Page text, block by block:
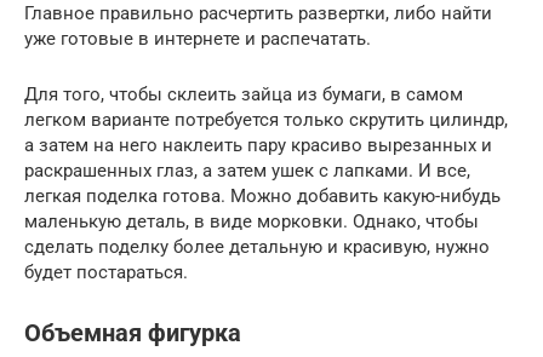
Главное правильно расчертить развертки, либо найти
уже готовые в интернете и распечатать.
Для того, чтобы склеить зайца из бумаги, в самом
легком варианте потребуется только скрутить цилиндр,
а затем на него наклеить пару красиво вырезанных и
раскрашенных глаз, а затем ушек с лапками. И все,
легкая поделка готова. Можно добавить какую-нибудь
маленькую деталь, в виде морковки. Однако, чтобы
сделать поделку более детальную и красивую, нужно
будет постараться.
Объемная фигурка